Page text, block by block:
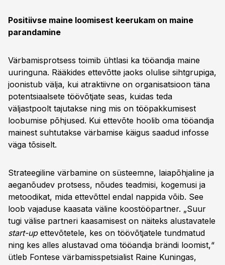
Positiivse maine loomisest keerukam on maine
parandamine
Värbamisprotsess toimib ühtlasi ka tööandja maine
uuringuna. Rääkides ettevõtte jaoks olulise sihtgrupiga,
joonistub välja, kui atraktiivne on organisatsioon täna
potentsiaalsete töövõtjate seas, kuidas teda
väljastpoolt tajutakse ning mis on tööpakkumisest
loobumise põhjused. Kui ettevõte hoolib oma tööandja
mainest suhtutakse värbamise käigus saadud infosse
väga tõsiselt.
Strateegiline värbamine on süsteemne, laiapõhjaline ja
aeganõudev protsess, nõudes teadmisi, kogemusi ja
metoodikat, mida ettevõttel endal nappida võib. See
loob vajaduse kaasata väline koostööpartner. „Suur
tugi välise partneri kaasamisest on näiteks alustavatele
start-upettevõtetele, kes on töövõtjatele tundmatud
ning kes alles alustavad oma tööandja brändi loomist,“
ütleb Fontese värbamisspetsialist Raine Kuningas,